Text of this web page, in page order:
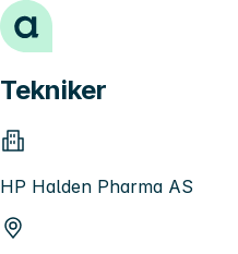
Hopp til innhold
Tekniker
HP Halden Pharma AS